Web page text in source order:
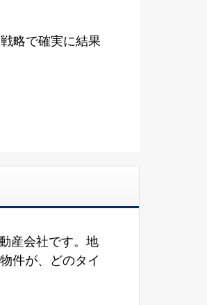
略で確実に結果
産会社です。地
件が、どのタイ